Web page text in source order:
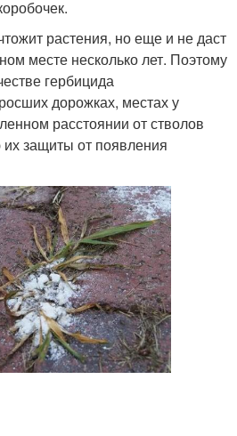
растения, но еще и не даст
месте несколько лет. Поэтому
гербицида
дорожках, местах у
расстоянии от стволов
защиты от появления